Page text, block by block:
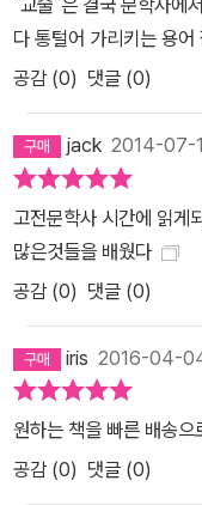
˝교술˝은 결국 문학사에
다 통털어 가리키는 용어
공감 (0) 댓글 (0)
jack 2014-07-
고전문학사 시간에 읽게
많은것들을 배웠다
공감 (0) 댓글 (0)
iris 2016-04-
원하는 책을 빠른 배송
공감 (0) 댓글 (0)